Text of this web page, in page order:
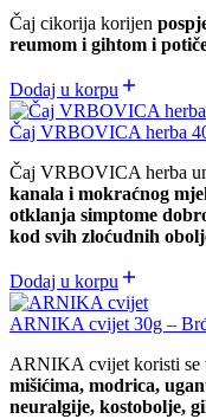
Čaj cikorija korijen
reumom i gihtom i
Dodaj u korpu
Čaj VRBOVICA herba
Čaj VRBOVICA herba
kanala i mokraćnog
otklanja simptome
kod svih zloćudnih
Dodaj u korpu
ARNIKA cvijet 30g –
ARNIKA cvijet koristi se
mišićima, modrica,
neuralgije, kostobolje,